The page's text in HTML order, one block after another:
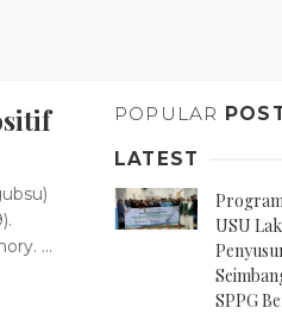
Narkoba di Belawan
...
POPULAR
LATEST
USU
SPPG